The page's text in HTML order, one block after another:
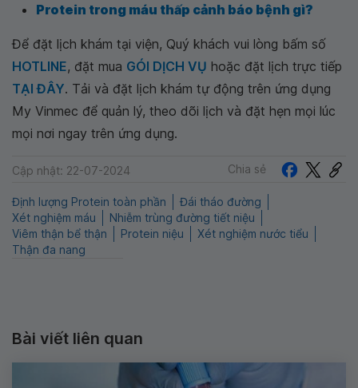
Protein trong máu thấp cảnh báo bệnh gì?
Để đặt lịch khám tại viện, Quý khách vui lòng bấm số
HOTLINE, đặt mua GÓI DỊCH VỤ hoặc đặt lịch trực tiếp
TẠI ĐÂY. Tải và đặt lịch khám tự động trên ứng dụng
My Vinmec để quản lý, theo dõi lịch và đặt hẹn mọi lúc
mọi nơi ngay trên ứng dụng.
Cập nhật: 22-07-2024 Chia sẻ
Định lượng Protein toàn phần
Đái tháo đường
Xét nghiệm máu
Nhiễm trùng đường tiết niệu
Viêm thận bể thận
Protein niệu
Xét nghiệm nước tiểu
Thận đa nang
Bài viết liên quan